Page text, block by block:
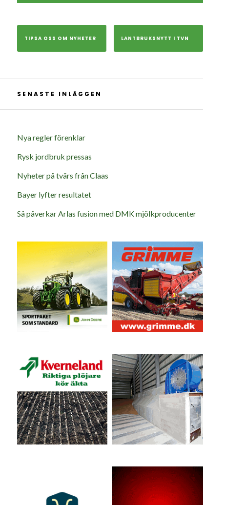
TIPSA OSS OM NYHETER LANTBRUKSNYTT I TVN
SENASTE INLÄGGEN
Nya regler förenklar
Rysk jordbruk pressas
Nyheter på tvärs från Claas
Bayer lyfter resultatet
Så påverkar Arlas fusion med DMK mjölkproducenter